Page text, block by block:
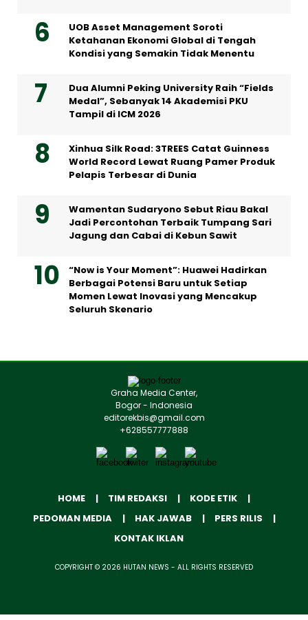
UOB Asset Management Soroti
Ketahanan Ekonomi Global di Tengah
Kondisi yang Semakin Tidak Menentu
Dua Alumni Peking University Raih “Fields
Medal”, Sebanyak 14 Akademisi PKU
Tampil di ICM 2026
Xinhua Silk Road: 3TREES Catat Guinness
World Record Lewat Ruang Pamer Produk
Pelapis Terbesar di Dunia
Wamentan Sudaryono Sebut Riau Bakal
Jadi Percontohan Terbaik Tumpang Sari
Jagung dan Cabai di Kebun Sawit
“Now is Your Moment”: Huawei Hadirkan
Berbagai Potensi Baru untuk Setiap
Momen Lewat Inovasi yang Mencakup
Seluruh Skenario
Graha Media Center,
Bogor - Indonesia
editorekbis@gmail.com
+628557777888
HOME TIM REDAKSI
KODE ETIK
PEDOMAN MEDIA
HAK JAWAB
PERS RILIS
KONTAK IKLAN
COPYRIGHT © 2026 HUTAN NEWS - ALL RIGHTS RESERVED